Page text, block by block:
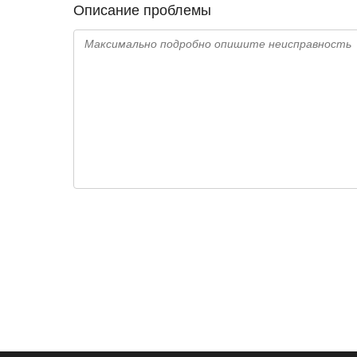
Описание проблемы